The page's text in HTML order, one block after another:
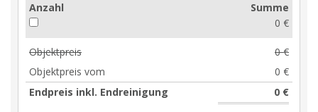
Anzahl
Summe
0 €
Objektpreis
0 €
Objektpreis vom
0 €
Endpreis inkl. Endreinigung
0 €